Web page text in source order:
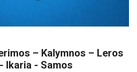
– Kalymnos – Leros
Ikaria - Samos